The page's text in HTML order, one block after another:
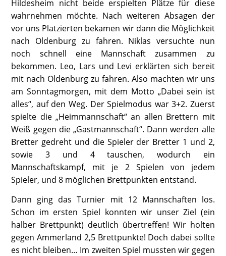
Hildesheim nicht beide erspielten Plätze für diese
wahrnehmen möchte. Nach weiteren Absagen der
vor uns Platzierten bekamen wir dann die Möglichkeit
nach Oldenburg zu fahren. Niklas versuchte nun
noch schnell eine Mannschaft zusammen zu
bekommen. Leo, Lars und Levi erklärten sich bereit
mit nach Oldenburg zu fahren. Also machten wir uns
am Sonntagmorgen, mit dem Motto „Dabei sein ist
alles“, auf den Weg. Der Spielmodus war 3+2. Zuerst
spielte die „Heimmannschaft“ an allen Brettern mit
Weiß gegen die „Gastmannschaft“. Dann werden alle
Bretter gedreht und die Spieler der Bretter 1 und 2,
sowie 3 und 4 tauschen, wodurch ein
Mannschaftskampf, mit je 2 Spielen von jedem
Spieler, und 8 möglichen Brettpunkten entstand.
Dann ging das Turnier mit 12 Mannschaften los.
Schon im ersten Spiel konnten wir unser Ziel (ein
halber Brettpunkt) deutlich übertreffen! Wir holten
gegen Ammerland 2,5 Brettpunkte! Doch dabei sollte
es nicht bleiben… Im zweiten Spiel mussten wir gegen